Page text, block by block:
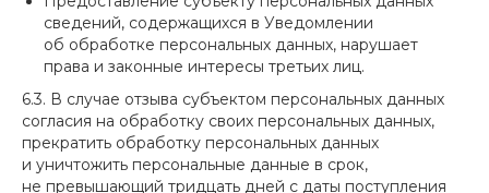
сведений, содержащихся в Уведомлении
об обработке персональных данных, нарушает
права и законные интересы третьих лиц.
6.3. В случае отзыва субъектом персональных данных
согласия на обработку своих персональных данных,
прекратить обработку персональных данных
и уничтожить персональные данные в срок,
не превышающий тридцать дней с даты поступления